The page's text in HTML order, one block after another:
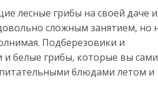
лесные грибы на своей даче
сложным занятием, но
Подберезовики и
и белые грибы, которые вы сами
блюдами летом и